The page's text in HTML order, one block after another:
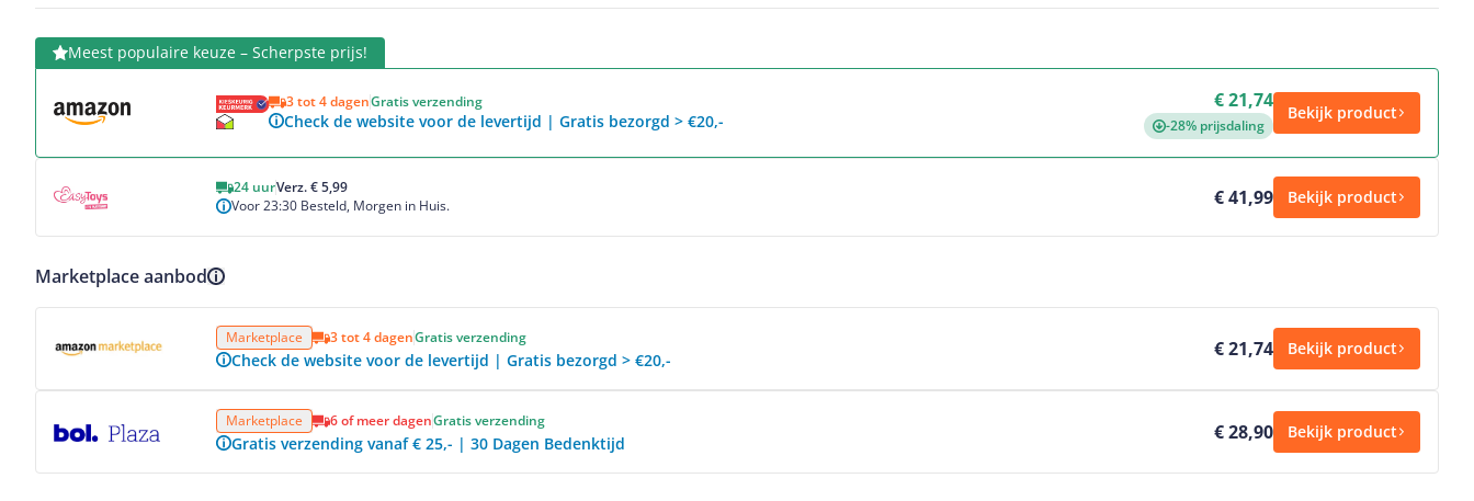
Meest populaire keuze – Scherpste prijs!
3 tot 4 dagenGratis verzending
Check de website voor de levertijd | Gratis bezorgd > €20,-
€ 21,74
-28% prijsdaling
Bekijk product
Bekijk product
24 uurVerz. € 5,99
Voor 23:30 Besteld, Morgen in Huis.
€ 41,99 Bekijk product
Marketplace aanbod
Marketplace 3 tot 4 dagenGratis verzending
Check de website voor de levertijd | Gratis bezorgd > €20,- € 21,74 Bekijk product
Marketplace 6 of meer dagenGratis verzending
Gratis verzending vanaf € 25,- | 30 Dagen Bedenktijd € 28,90 Bekijk product